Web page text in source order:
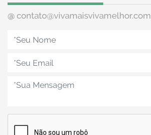
@ contato@vivamaisvivamelhor.com